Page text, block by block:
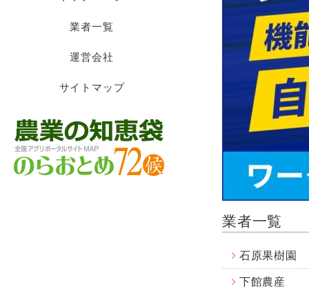
業者一覧
運営会社
サイトマップ
業者一覧
石原果樹園
下館農産